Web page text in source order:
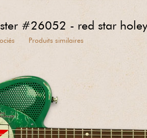
Home
Packs
#26052 - red star
Produits similaires